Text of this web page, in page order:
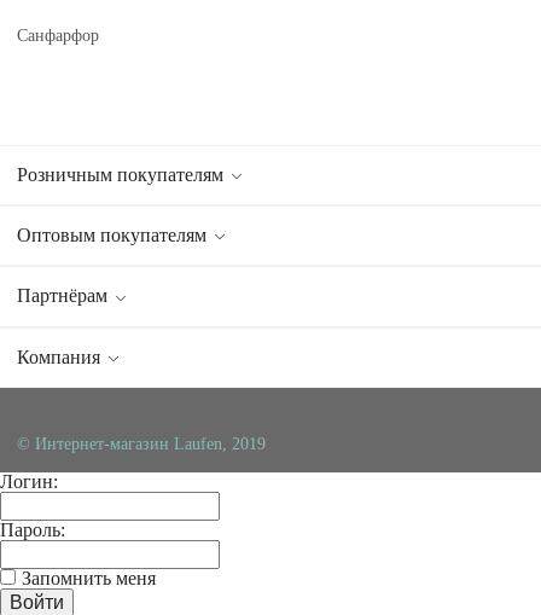
Санфарфор
Розничным покупателям
Оптовым покупателям
Партнёрам
Компания
© Интернет-магазин Laufen, 2019
Логин:
Пароль:
Запомнить меня